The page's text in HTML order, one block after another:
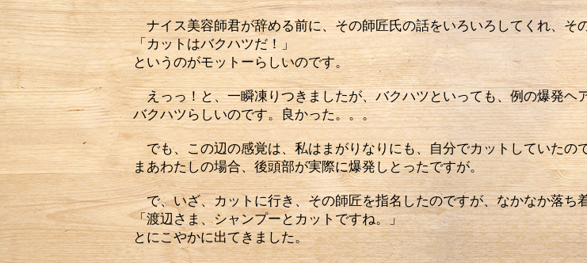
ナイス美容師君が辞める前に、その師匠氏の話をいろいろしてくれ、そ
「カットはバクハツだ！」
というのがモットーらしいのです。
えっっ！と、一瞬凍りつきましたが、バクハツといっても、例の爆発ヘ
バクハツらしいのです。良かった。。。
でも、この辺の感覚は、私はまがりなりにも、自分でカットしていたの
まあわたしの場合、後頭部が実際に爆発しとったですが。
で、いざ、カットに行き、その師匠を指名したのですが、なかなか落ち
「渡辺さま、シャンプーとカットですね。」
とにこやかに出てきました。